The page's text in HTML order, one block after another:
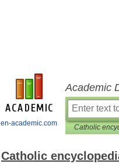
en-academic.com
Academic
Catholic
Catholic